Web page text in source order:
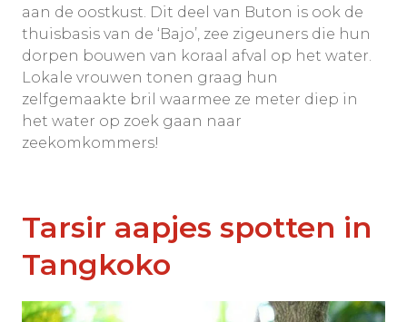
aan de oostkust. Dit deel van Buton is ook de
thuisbasis van de ‘Bajo’, zee zigeuners die hun
dorpen bouwen van koraal afval op het water.
Lokale vrouwen tonen graag hun
zelfgemaakte bril waarmee ze meter diep in
het water op zoek gaan naar
zeekomkommers!
Tarsir aapjes spotten in
Tangkoko